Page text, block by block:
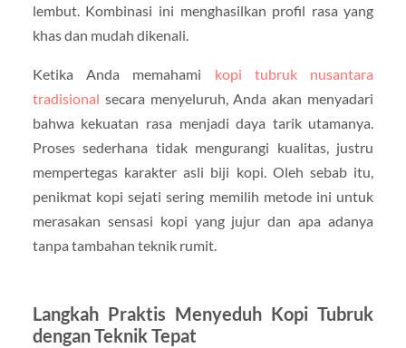
lembut. Kombinasi ini menghasilkan profil rasa yang
khas dan mudah dikenali.
Ketika Anda memahami kopi tubruk nusantara
tradisional secara menyeluruh, Anda akan menyadari
bahwa kekuatan rasa menjadi daya tarik utamanya.
Proses sederhana tidak mengurangi kualitas, justru
mempertegas karakter asli biji kopi. Oleh sebab itu,
penikmat kopi sejati sering memilih metode ini untuk
merasakan sensasi kopi yang jujur dan apa adanya
tanpa tambahan teknik rumit.
Langkah Praktis Menyeduh Kopi Tubruk
dengan Teknik Tepat